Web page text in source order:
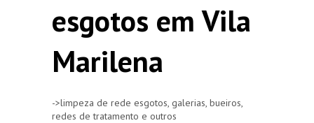
esgotos em Vila
Marilena
->limpeza de rede esgotos, galerias, bueiros,
redes de tratamento e outros